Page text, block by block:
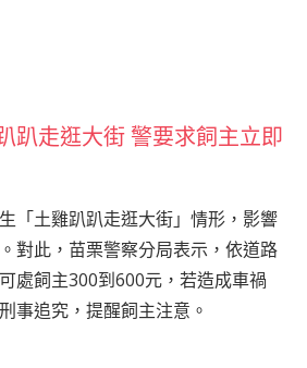
趴走逛大街 警要求飼主立即
「土雞趴趴走逛大街」情形，影響
對此，苗栗警察分局表示，依道路
處飼主300到600元，若造成車禍
事追究，提醒飼主注意。